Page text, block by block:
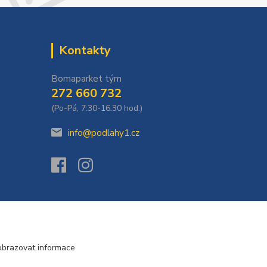
Kontakty
Bomaparket tým
272 660 732
(Po-Pá, 7:30-16:30 hod.)
info@podlahy1.cz
informace